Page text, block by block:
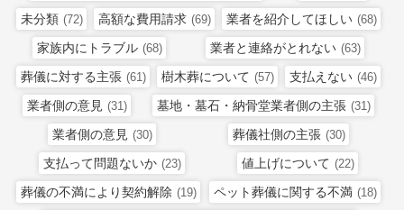
未分類 (72) 高額な費用請求 (69) 業者を紹介してほしい (68)
家族内にトラブル (68) 業者と連絡がとれない (63)
葬儀に対する主張 (61) 樹木葬について (57) 支払えない (46)
業者側の意見 (31) 墓地・墓石・納骨堂業者側の主張 (31)
業者側の意見 (30) 葬儀社側の主張 (30)
支払って問題ないか (23) 値上げについて (22)
葬儀の不満により契約解除 (19) ペット葬儀に関する不満 (18)